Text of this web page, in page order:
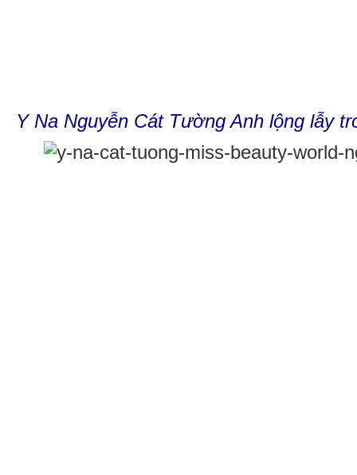
Y Na Nguyễn Cát Tường Anh lộng lẫy